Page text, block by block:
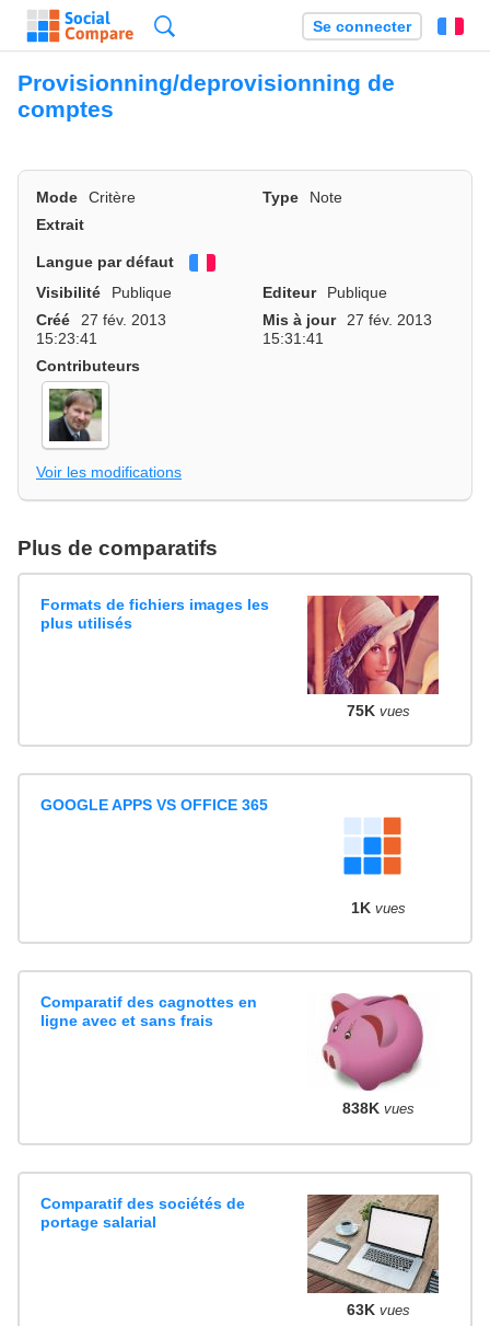
Se connecter
Provisionning/deprovisionning de
comptes
Mode Critère Type
Note
Extrait
Langue par défaut
Visibilité
Publique Editeur
Publique
Créé
27 fév. 2013
15:23:41
Mis à jour
27 fév. 2013
15:31:41
Contributeurs
Voir les modifications
Plus de comparatifs
Formats de fichiers images les
plus utilisés
75K vues
GOOGLE APPS VS OFFICE 365
1K vues
Comparatif des cagnottes en
ligne avec et sans frais
838K vues
Comparatif des sociétés de
portage salarial
63K vues